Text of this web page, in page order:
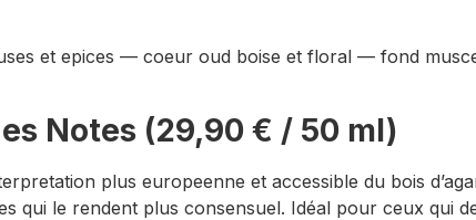
et epices — coeur oud boise et floral — fond
Notes (29,90 € / 50 ml)
plus europeenne et accessible du bois
qui le rendent plus consensuel. Idéal pour ceux qui